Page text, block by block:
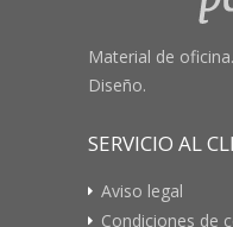
Material de
Diseño.
SERVICIO AL
Aviso legal
Condiciones de